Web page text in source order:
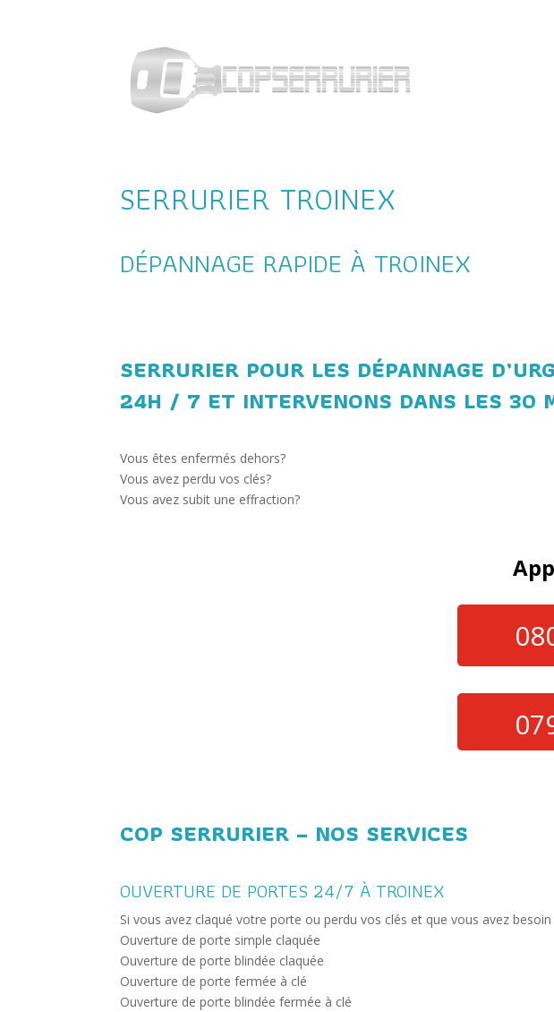
SERRURIER TROINEX
DÉPANNAGE RAPIDE À TROINEX
SERRURIER POUR LES DÉPANNAGE
24H / 7 ET INTERVENONS DANS LES 30
Vous êtes enfermés dehors?
Vous avez perdu vos clés?
Vous avez subit une effraction?
COP SERRURIER – NOS SERVICES
OUVERTURE DE PORTES 24/7 À TROINEX
Si vous avez claqué votre porte ou perdu vos clés et que vous avez
Ouverture de porte simple claquée
Ouverture de porte blindée claquée
Ouverture de porte fermée à clé
Ouverture de porte blindée fermée à clé